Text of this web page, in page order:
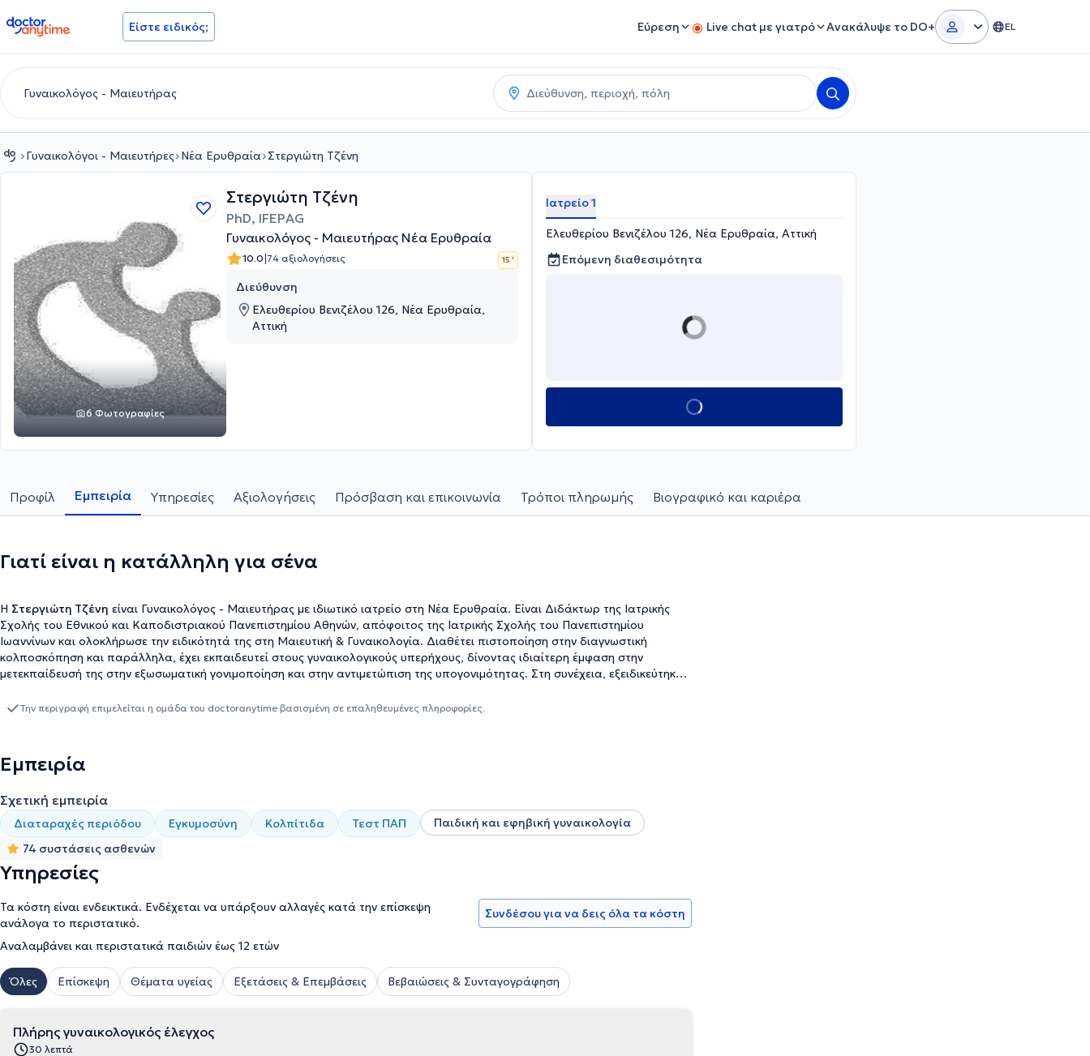
doctoranytime Είστε ειδικός; Εύρεση Live chat με γιατρό Ανακάλυψε το DO+ EL
Γυναικολόγοι - Μαιευτήρες Νέα Ερυθραία Στεργιώτη Τζένη
6 Φωτογραφίες
Στεργιώτη Τζένη
PhD, IFEPAG
Γυναικολόγος - Μαιευτήρας Νέα Ερυθραία
10.0|74 αξιολογήσεις 15 '
Διεύθυνση
Ελευθερίου Βενιζέλου 126, Νέα Ερυθραία,
Αττική
Ιατρείο 1
Ελευθερίου Βενιζέλου 126, Νέα Ερυθραία, Αττική
Επόμενη διαθεσιμότητα
Προφίλ Εμπειρία Υπηρεσίες Αξιολογήσεις Πρόσβαση και επικοινωνία Τρόποι πληρωμής Βιογραφικό και καριέρα
Γιατί είναι η κατάλληλη για σένα
Η Στεργιώτη Τζένη είναι Γυναικολόγος - Μαιευτήρας με ιδιωτικό ιατρείο στη Νέα Ερυθραία. Είναι Διδάκτωρ της Ιατρικής
Σχολής του Εθνικού και Καποδιστριακού Πανεπιστημίου Αθηνών, απόφοιτος της Ιατρικής Σχολής του Πανεπιστημίου
Ιωαννίνων και ολοκλήρωσε την ειδικότητά της στη Μαιευτική & Γυναικολογία. Διαθέτει πιστοποίηση στην διαγνωστική
κολποσκόπηση και παράλληλα, έχει εκπαιδευτεί στους γυναικολογικούς υπερήχους, δίνοντας ιδιαίτερη έμφαση στην
μετεκπαίδευσή της στην εξωσωματική γονιμοποίηση και στην αντιμετώπιση της υπογονιμότητας. Στη συνέχεια, εξειδικεύτηκε
γυναικολογία. Η επαγγελματική της εμπειρία συγκεντρώνεται μέσα από την συνεργασία της με τα μαιευτήρια "ΜΗΤΕΡΑ",
αλλά και συνεργάτης της μονάδας εφηβικής υγείας του Πανεπιστημίου Αθηνών. Τέλος, η γιατρός είναι μέλος πολλών
επιστημονικών συλλόγων, έχει ενεργό συμμετοχή σε ελληνικά και διεθνή συνέδρια, ενώ αριθμεί πλήθος ακαδημαϊκών
Την περιγραφή επιμελείται η ομάδα του doctoranytime βασισμένη σε επαληθευμένες πληροφορίες.
Εμπειρία
Σχετική εμπειρία
Διαταραχές περιόδου Εγκυμοσύνη Κολπίτιδα Τεστ ΠΑΠ
Παιδική και εφηβική γυναικολογία
74 συστάσεις ασθενών
Υπηρεσίες
Τα κόστη είναι ενδεικτικά. Ενδέχεται να υπάρξουν αλλαγές κατά την επίσκεψη
ανάλογα το περιστατικό.
Αναλαμβάνει και περιστατικά παιδιών έως 12 ετών
Συνδέσου για να δεις όλα τα κόστη
Όλες Επίσκεψη Θέματα υγείας Εξετάσεις & Επεμβάσεις Βεβαιώσεις & Συνταγογράφηση
Πλήρης γυναικολογικός έλεγχος
30 λεπτά